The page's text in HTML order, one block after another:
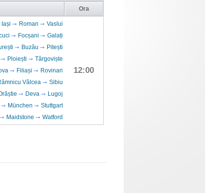
Ora
Iași Roman
Vaslui
Focșani
Galați
Buzău
Pitești
Ploiești
Târgoviște
Filiași
Rovinari
Vâlcea
Sibiu
Deva
Lugoj
München
Stuttgart
Maidstone Watford
12:00